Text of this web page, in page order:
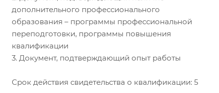
дополнительного профессионального
образования – программы профессиональной
переподготовки, программы повышения
квалификации
3. Документ, подтверждающий опыт работы
Срок действия свидетельства о квалификации: 5